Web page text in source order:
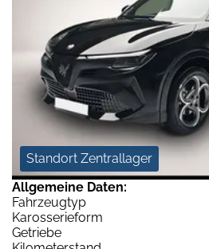
Standort Zentrallager
Allgemeine Daten:
Fahrzeugtyp
Karosserieform
Getriebe